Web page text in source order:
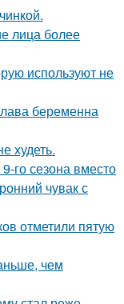
лица более
используют не
беременна
худеть.
го сезона вместо
чувак с
отметили пятую
чем